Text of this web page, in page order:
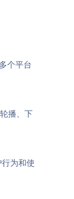
个平台
播、下
为和使